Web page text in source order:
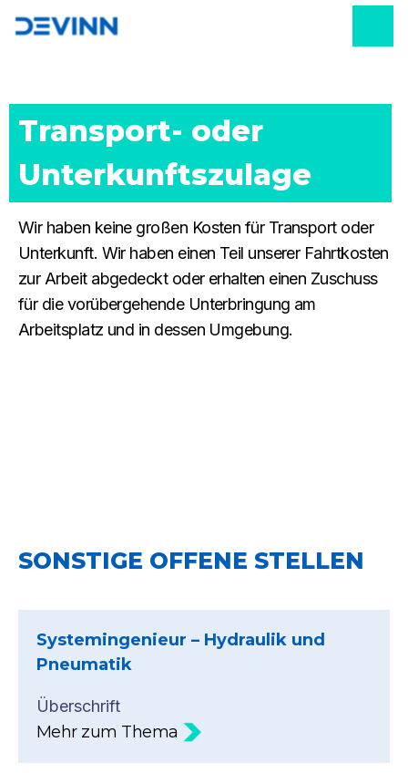
Transport- oder
Unterkunftszulage
Wir haben keine großen Kosten für Transport oder
Unterkunft. Wir haben einen Teil unserer Fahrtkosten
zur Arbeit abgedeckt oder erhalten einen Zuschuss
für die vorübergehende Unterbringung am
Arbeitsplatz und in dessen Umgebung.
SONSTIGE OFFENE STELLEN
Systemingenieur – Hydraulik und
Pneumatik
Überschrift
Mehr zum Thema